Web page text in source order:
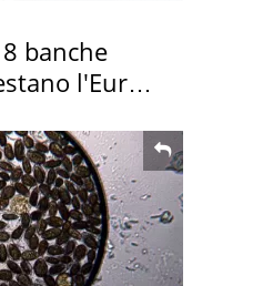
banche
l'Euro